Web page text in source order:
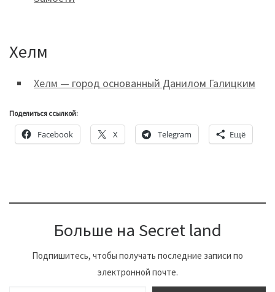
Хелм
Хелм — город основанный Данилом Галицким
Поделиться ссылкой:
Facebook X Telegram Ещё
Больше на Secret land
Подпишитесь, чтобы получать последние записи по
электронной почте.
Введите адрес электронной почты…